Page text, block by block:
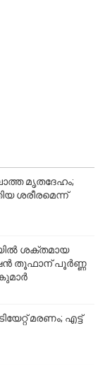
മൃതദേഹം;
ശരീരമെന്ന്
ശക്തമായ
തൂഫാന് പൂർണ്ണ
മരണം; എട്ട്